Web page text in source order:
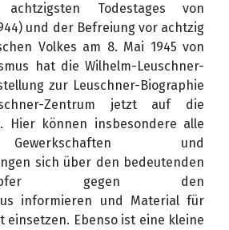
Todestages von
und der Befreiung vor achtzig
Volkes am 8. Mai 1945 von
hat die Wilhelm-Leuschner-
zur Leuschner-Biographie
Zentrum jetzt auf die
Hier können insbesondere alle
und
sich über den bedeutenden
gegen den
informieren und Material für
einsetzen. Ebenso ist eine kleine